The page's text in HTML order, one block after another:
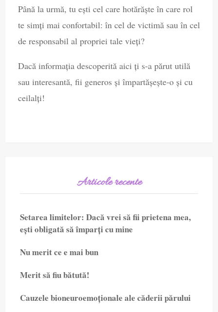
Până la urmă, tu ești cel care hotărăște în care rol
te simți mai confortabil: în cel de victimă sau în cel
de responsabil al propriei tale vieți?
Dacă informația descoperită aici ți s-a părut utilă
sau interesantă, fii generos și împartășește-o și cu
ceilalți!
Articole recente
Setarea limitelor: Dacă vrei să fii prietena mea,
ești obligată să împarți cu mine
Nu merit ce e mai bun
Merit să fiu bătută!
Cauzele bioneuroemoționale ale căderii părului